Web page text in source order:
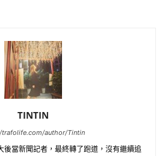
TINTIN
author/Tintin
後當新聞記者，最終轉了跑道，沒有繼續追